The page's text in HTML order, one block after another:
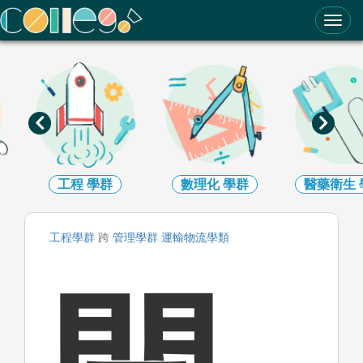
ColleGo! 大學選才與高中育才輔助系統
工程 學群 數理化學群 醫藥衛生
工程學群 跨 管理學群 運輸物流學類